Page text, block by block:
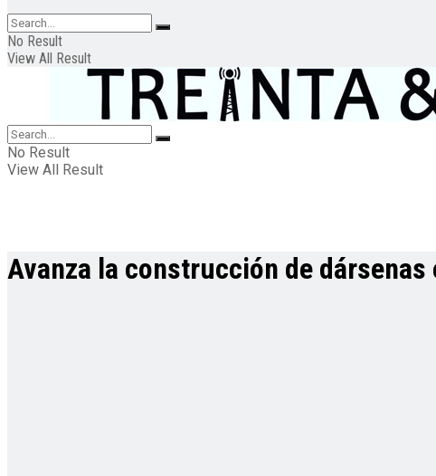
No Result
View All Result
No Result
View All Result
Avanza la construcción de